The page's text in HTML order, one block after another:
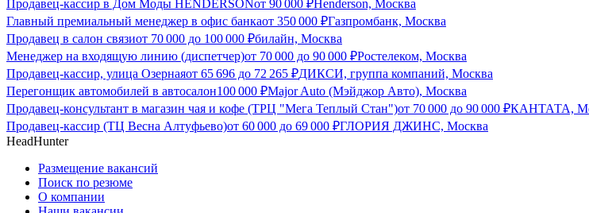
Продавец-кассир в Дом Моды HENDERSONот 90 000 ₽Henderson, Москва
Главный премиальный менеджер в офис банкаот 350 000 ₽Газпромбанк, Москва
Продавец в салон связиот 70 000 до 100 000 ₽билайн, Москва
Менеджер на входящую линию (диспетчер)от 70 000 до 90 000 ₽Ростелеком, Москва
Продавец-кассир, улица Озернаяот 65 696 до 72 265 ₽ДИКСИ, группа компаний, Москва
Перегонщик автомобилей в автосалон100 000 ₽Major Auto (Мэйджор Авто), Москва
Продавец-консультант в магазин чая и кофе (ТРЦ "Мега Теплый Стан")от 70 000 до 90 000 ₽КАНТАТА,
Продавец-кассир (ТЦ Весна Алтуфьево)от 60 000 до 69 000 ₽ГЛОРИЯ ДЖИНС, Москва
HeadHunter
Размещение вакансий
Поиск по резюме
О компании